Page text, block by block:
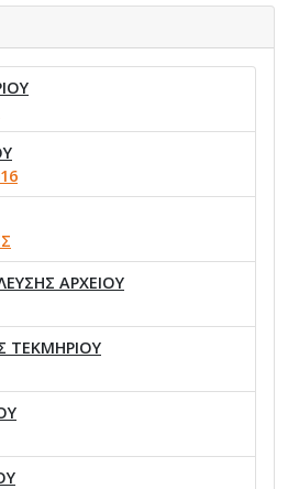
ΑΡΧΕΙΟΥ
ΤΕΚΜΗΡΙΟΥ